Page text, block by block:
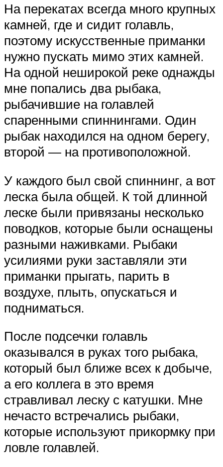
На перекатах всегда много крупных
камней, где и сидит голавль,
поэтому искусственные приманки
нужно пускать мимо этих камней.
На одной неширокой реке однажды
мне попались два рыбака,
рыбачившие на голавлей
спаренными спиннингами. Один
рыбак находился на одном берегу,
второй — на противоположной.
У каждого был свой спиннинг, а вот
леска была общей. К той длинной
леске были привязаны несколько
поводков, которые были оснащены
разными наживками. Рыбаки
усилиями руки заставляли эти
приманки прыгать, парить в
воздухе, плыть, опускаться и
подниматься.
После подсечки голавль
оказывался в руках того рыбака,
который был ближе всех к добыче,
а его коллега в это время
стравливал леску с катушки. Мне
нечасто встречались рыбаки,
которые используют прикормку при
ловле голавлей.